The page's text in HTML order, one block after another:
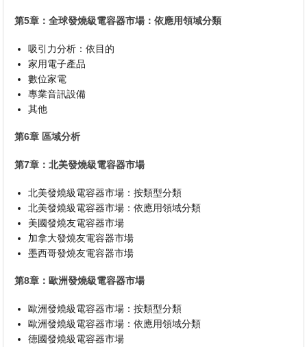
第5章：全球發燒級電容器市場：依應用領域分類
吸引力分析：依目的
家用電子產品
數位家電
專業音訊設備
其他
第6章 區域分析
第7章：北美發燒級電容器市場
北美發燒級電容器市場：按類型分類
北美發燒級電容器市場：依應用領域分類
美國發燒友電容器市場
加拿大發燒友電容器市場
墨西哥發燒友電容器市場
第8章：歐洲發燒級電容器市場
歐洲發燒級電容器市場：按類型分類
歐洲發燒級電容器市場：依應用領域分類
德國發燒級電容器市場